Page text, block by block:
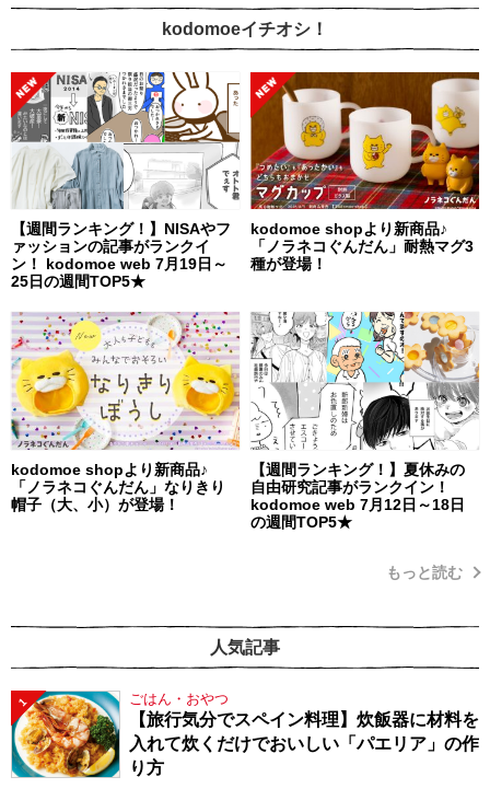
kodomoeイチオシ！
【週間ランキング！】NISAやフ
ァッションの記事がランクイ
ン！ kodomoe web 7月19日～
25日の週間TOP5★
kodomoe shopより新商品♪
「ノラネコぐんだん」耐熱マグ3
種が登場！
kodomoe shopより新商品♪
「ノラネコぐんだん」なりきり
帽子（大、小）が登場！
【週間ランキング！】夏休みの
自由研究記事がランクイン！
kodomoe web 7月12日～18日
の週間TOP5★
もっと読む
人気記事
1 ごはん・おやつ
【旅行気分でスペイン料理】炊飯器に材料を
入れて炊くだけでおいしい「パエリア」の作
り方